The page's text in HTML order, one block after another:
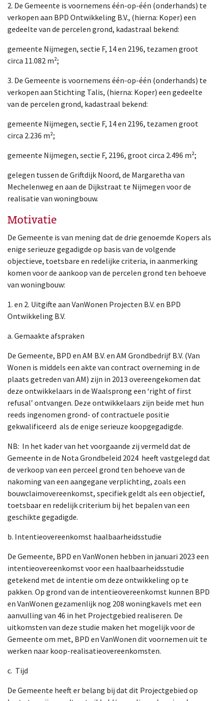
2. De Gemeente is voornemens één-op-één (onderhands) te
verkopen aan BPD Ontwikkeling B.V., (hierna: Koper) een
gedeelte van de percelen grond, kadastraal bekend:
gemeente Nijmegen, sectie F, 14 en 2196, tezamen groot
circa 11.082 m²;
3. De Gemeente is voornemens één-op-één (onderhands) te
verkopen aan Stichting Talis, (hierna: Koper) een gedeelte
van de percelen grond, kadastraal bekend:
gemeente Nijmegen, sectie F, 14 en 2196, tezamen groot
circa 2.236 m²;
gemeente Nijmegen, sectie F, 2196, groot circa 2.496 m²;
gelegen tussen de Griftdijk Noord, de Margaretha van
Mechelenweg en aan de Dijkstraat te Nijmegen voor de
realisatie van woningbouw.
Motivatie
De Gemeente is van mening dat de drie genoemde Kopers als
enige serieuze gegadigde op basis van de volgende
objectieve, toetsbare en redelijke criteria, in aanmerking
komen voor de aankoop van de percelen grond ten behoeve
van woningbouw:
1. en 2. Uitgifte aan VanWonen Projecten B.V. en BPD
Ontwikkeling B.V.
a. Gemaakte afspraken
De Gemeente, BPD en AM B.V. en AM Grondbedrijf B.V. (Van
Wonen is middels een akte van contract overneming in de
plaats getreden van AM) zijn in 2013 overeengekomen dat
deze ontwikkelaars in de Waalsprong een ‘right of first
refusal’ ontvangen. Deze ontwikkelaars zijn beide met hun
reeds ingenomen grond- of contractuele positie
gekwalificeerd als de enige serieuze koopgegadigde.
NB: In het kader van het voorgaande zij vermeld dat de
Gemeente in de Nota Grondbeleid 2024 heeft vastgelegd dat
de verkoop van een perceel grond ten behoeve van de
nakoming van een aangegane verplichting, zoals een
bouwclaimovereenkomst, specifiek geldt als een objectief,
toetsbaar en redelijk criterium bij het bepalen van een
geschikte gegadigde.
b. Intentieovereenkomst haalbaarheidsstudie
De Gemeente, BPD en VanWonen hebben in januari 2023 een
intentieovereenkomst voor een haalbaarheidsstudie
getekend met de intentie om deze ontwikkeling op te
pakken. Op grond van de intentieovereenkomst kunnen BPD
en VanWonen gezamenlijk nog 208 woningkavels met een
aanvulling van 46 in het Projectgebied realiseren. De
uitkomsten van deze studie maken het mogelijk voor de
Gemeente om met, BPD en VanWonen dit voornemen uit te
werken naar koop-realisatieovereenkomsten.
c. Tijd
De Gemeente heeft er belang bij dat dit Projectgebied op